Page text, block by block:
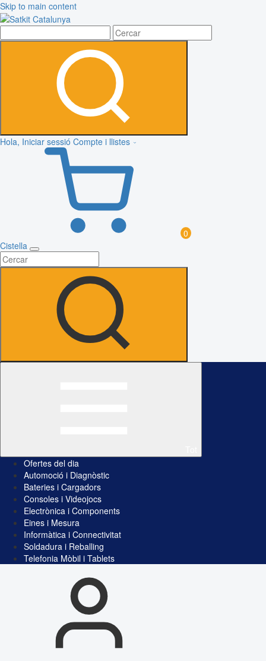
Skip to main content
Hola, Iniciar sessió Compte i llistes
0
Cistella
Ofertes del dia
Automoció i Diagnòstic
Bateries i Cargadors
Consoles i Videojocs
Electrònica i Components
Eines i Mesura
Informàtica i Connectivitat
Soldadura i Reballing
Telefonia Mòbil i Tablets